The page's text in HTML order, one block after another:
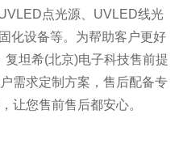
点光源、UVLED线光
化设备等。为帮助客户更好
坦希(北京)电子科技售前提
需求定制方案，售后配备专
让您售前售后都安心。